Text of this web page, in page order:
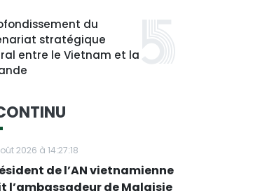
du
stratégique
entre le Vietnam et la
2026 à 14:27:18
de l’AN vietnamienne
l’ambassadeur de Malaisie